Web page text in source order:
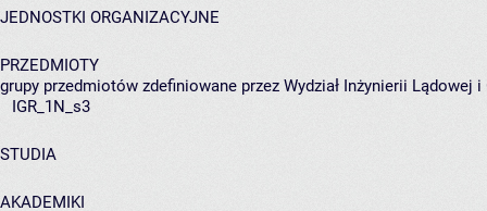
JEDNOSTKI ORGANIZACYJNE
PRZEDMIOTY
grupy przedmiotów zdefiniowane przez Wydział Inżynierii Lądowej
IGR_1N_s3
STUDIA
AKADEMIKI